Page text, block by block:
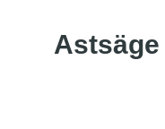
Astsäge